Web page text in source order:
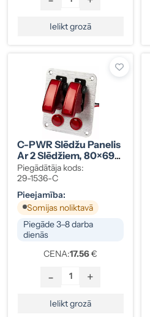
Ielikt grozā
C-PWR Slēdžu Panelis
Ar 2 Slēdžiem, 80×69
Mm, ON-OFF
Piegādātāja kods:
29-1536-C
Pieejamība:
Somijas noliktavā
Piegāde 3–8 darba
dienās
CENA:17.56€
- +
Ielikt grozā